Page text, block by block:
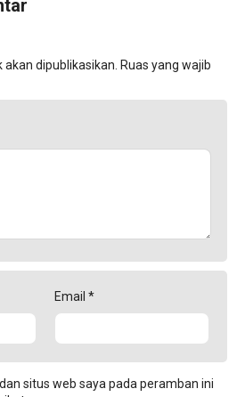
dipublikasikan. Ruas yang wajib
Email *
situs web saya pada peramban ini